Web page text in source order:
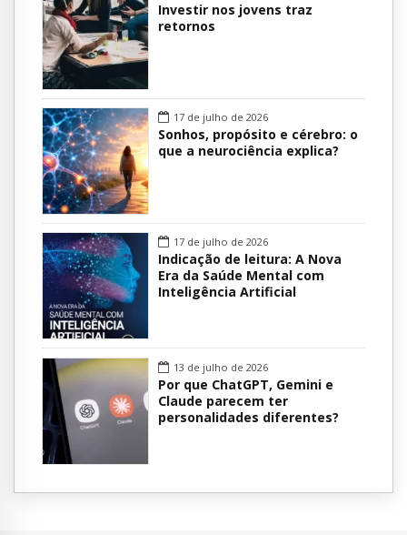
Investir nos jovens traz
retornos
17 de julho de 2026
Sonhos, propósito e cérebro: o
que a neurociência explica?
17 de julho de 2026
Indicação de leitura: A Nova
Era da Saúde Mental com
Inteligência Artificial
13 de julho de 2026
Por que ChatGPT, Gemini e
Claude parecem ter
personalidades diferentes?